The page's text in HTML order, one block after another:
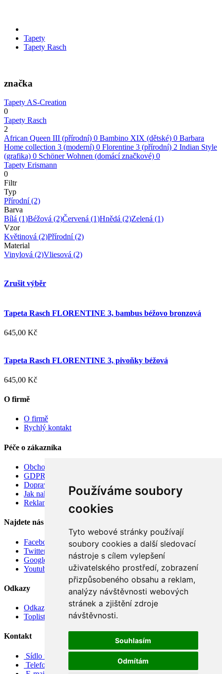
Používáme soubory
cookies
Tyto webové stránky používají
soubory cookies a další sledovací
nástroje s cílem vylepšení
uživatelského prostředí, zobrazení
přizpůsobeného obsahu a reklam,
analýzy návštěvnosti webových
stránek a zjištění zdroje
návštěvnosti.
Souhlasím
Odmítám
Tapety
Tapety Rasch
značka
Tapety AS-Creation
0
Tapety Rasch
2
African Queen III (přírodní) 0 Bambino XIX (dětské) 0 Barbara
Home collection 3 (moderní) 0 Florentine 3 (přírodní) 2 Indian Style
(grafika) 0 Schöner Wohnen (domácí značkové) 0
Tapety Erismann
0
Filtr
Typ
Přírodní(2)
Barva
Bílá (1)Béžová (2)Červená (1)Hnědá (2)Zelená (1)
Vzor
Květinová (2)Přírodní(2)
Material
Vinylová (2)Vliesová (2)
Zrušit výběr
Tapeta Rasch FLORENTINE 3, bambus béžovo bronzová
645,00 Kč
Tapeta Rasch FLORENTINE 3, pivoňky béžová
645,00 Kč
O firmě
O firmě
Rychlý kontakt
Péče o zákazníka
Obchodní podmínky
GDPR
Doprava
Jak nakupovat
Reklamace
Najdete nás
Facebook
Twitter
Google
Youtube
Odkazy
Odkazy
Toplist
Kontakt
Sídlo firmy: Boženy Němcové 739/1, Svitavy 568 02, CZ
Telefon: +420 608 449 590